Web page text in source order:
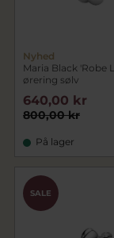
Nyhed
Maria Black 'Robe
ørering sølv
800,00 kr
640,00 kr
På lager
SALE